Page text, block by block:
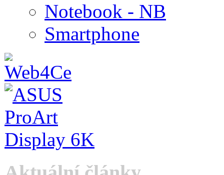
Notebook - NB
Smartphone